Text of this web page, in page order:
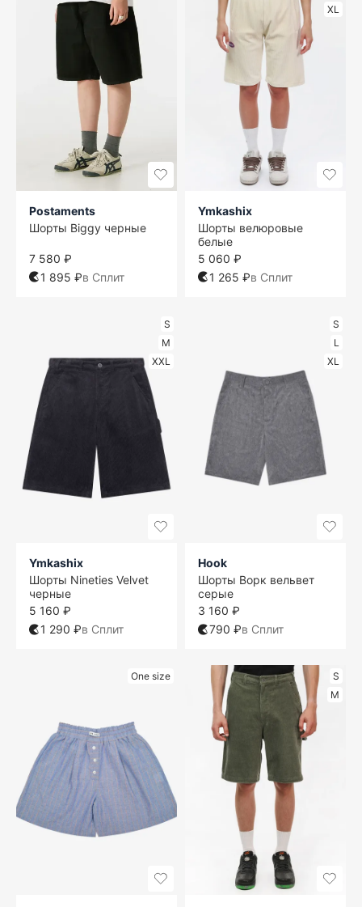
Postaments
Шорты Biggy черные
7 580 ₽
1 895 ₽в Сплит
XL
Ymkashix
Шорты велюровые
белые
5 060 ₽
1 265 ₽в Сплит
S
M
XXL
Ymkashix
Шорты Nineties Velvet
черные
5 160 ₽
1 290 ₽в Сплит
S
L
XL
Hook
Шорты Ворк вельвет
серые
3 160 ₽
790 ₽в Сплит
One size
S
M